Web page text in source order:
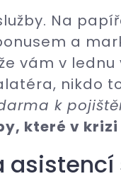
Na
a
vám v
nikdo
k
které v